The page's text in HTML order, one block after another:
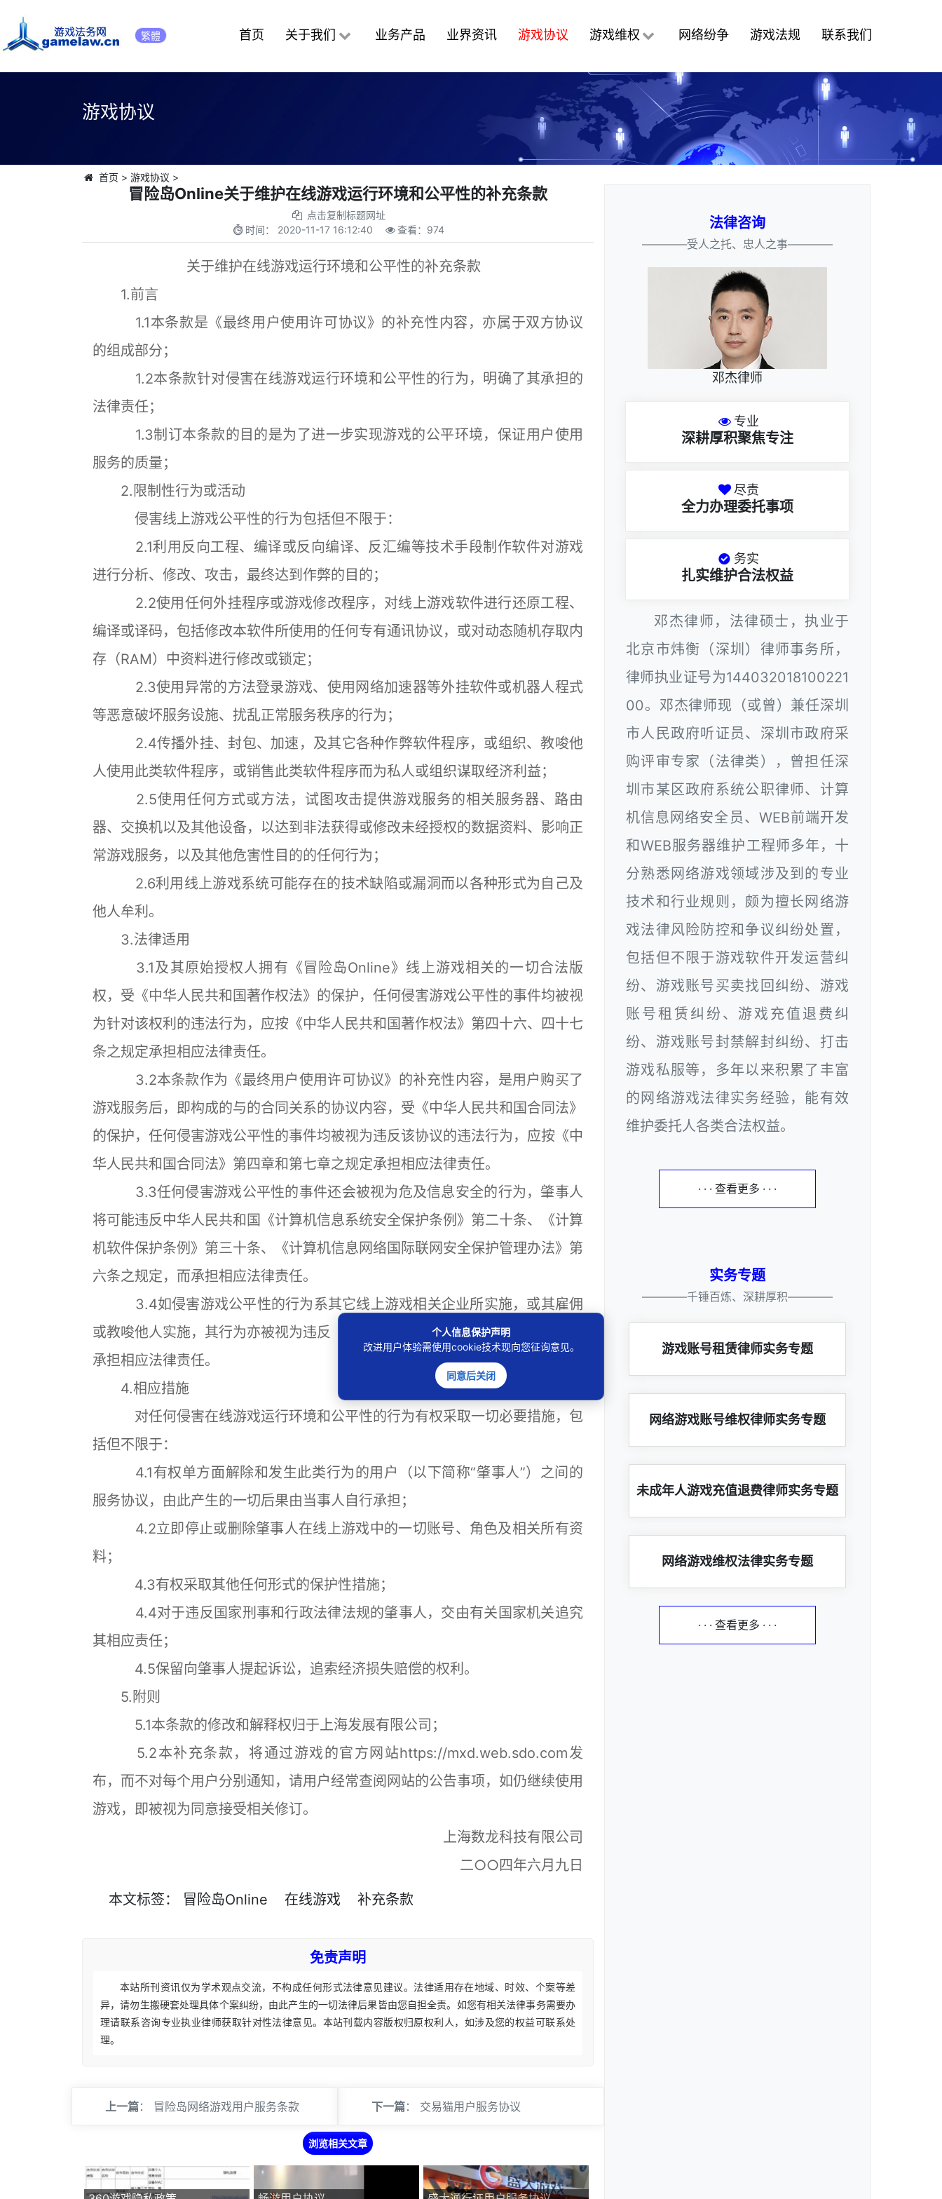
繁體 首页 关于我们 业务产品 业界资讯 游戏协议 游戏维权 网络纷争 游戏法规 联系我们
游戏协议
首页 > 游戏协议 >
冒险岛Online关于维护在线游戏运行环境和公平性的补充条款
点击复制标题网址
时间： 2020-11-17 16:12:40 查看： 974
关于维护在线游戏运行环境和公平性的补充条款
1.前言
1.1本条款是《最终用户使用许可协议》的补充性内容，亦属于双方协议
的组成部分；
1.2本条款针对侵害在线游戏运行环境和公平性的行为，明确了其承担的
法律责任；
1.3制订本条款的目的是为了进一步实现游戏的公平环境，保证用户使用
服务的质量；
2.限制性行为或活动
侵害线上游戏公平性的行为包括但不限于：
2.1利用反向工程、编译或反向编译、反汇编等技术手段制作软件对游戏
进行分析、修改、攻击，最终达到作弊的目的；
2.2使用任何外挂程序或游戏修改程序，对线上游戏软件进行还原工程、
编译或译码，包括修改本软件所使用的任何专有通讯协议，或对动态随机存取内
存（RAM）中资料进行修改或锁定；
2.3使用异常的方法登录游戏、使用网络加速器等外挂软件或机器人程式
等恶意破坏服务设施、扰乱正常服务秩序的行为；
2.4传播外挂、封包、加速，及其它各种作弊软件程序，或组织、教唆他
人使用此类软件程序，或销售此类软件程序而为私人或组织谋取经济利益；
2.5使用任何方式或方法，试图攻击提供游戏服务的相关服务器、路由
器、交换机以及其他设备，以达到非法获得或修改未经授权的数据资料、影响正
常游戏服务，以及其他危害性目的的任何行为；
2.6利用线上游戏系统可能存在的技术缺陷或漏洞而以各种形式为自己及
他人牟利。
3.法律适用
3.1及其原始授权人拥有《冒险岛Online》线上游戏相关的一切合法版
权，受《中华人民共和国著作权法》的保护，任何侵害游戏公平性的事件均被视
为针对该权利的违法行为，应按《中华人民共和国著作权法》第四十六、四十七
条之规定承担相应法律责任。
3.2本条款作为《最终用户使用许可协议》的补充性内容，是用户购买了
游戏服务后，即构成的与的合同关系的协议内容，受《中华人民共和国合同法》
的保护，任何侵害游戏公平性的事件均被视为违反该协议的违法行为，应按《中
华人民共和国合同法》第四章和第七章之规定承担相应法律责任。
3.3任何侵害游戏公平性的事件还会被视为危及信息安全的行为，肇事人
将可能违反中华人民共和国《计算机信息系统安全保护条例》第二十条、《计算
机软件保护条例》第三十条、《计算机信息网络国际联网安全保护管理办法》第
六条之规定，而承担相应法律责任。
3.4如侵害游戏公平性的行为系其它线上游戏相关企业所实施，或其雇佣
或教唆他人实施，其行为亦被视为违反《中华人民共和国反不正当竞争法》，并
承担相应法律责任。
4.相应措施
对任何侵害在线游戏运行环境和公平性的行为有权采取一切必要措施，包
括但不限于：
4.1有权单方面解除和发生此类行为的用户（以下简称“肇事人”）之间的
服务协议，由此产生的一切后果由当事人自行承担；
4.2立即停止或删除肇事人在线上游戏中的一切账号、角色及相关所有资
料；
4.3有权采取其他任何形式的保护性措施；
4.4对于违反国家刑事和行政法律法规的肇事人，交由有关国家机关追究
其相应责任；
4.5保留向肇事人提起诉讼，追索经济损失赔偿的权利。
5.附则
5.1本条款的修改和解释权归于上海发展有限公司；
5.2本补充条款，将通过游戏的官方网站https://mxd.web.sdo.com发
布，而不对每个用户分别通知，请用户经常查阅网站的公告事项，如仍继续使用
游戏，即被视为同意接受相关修订。
上海数龙科技有限公司
二○○四年六月九日
本文标签： 冒险岛Online 在线游戏 补充条款
免责声明
本站所刊资讯仅为学术观点交流，不构成任何形式法律意见建议。法律适用存在地域、时效、个案等差
异，请勿生搬硬套处理具体个案纠纷，由此产生的一切法律后果皆由您自担全责。如您有相关法律事务需要办
理请联系咨询专业执业律师获取针对性法律意见。本站刊载内容版权归原权利人，如涉及您的权益可联系处
理。
上一篇： 冒险岛网络游戏用户服务条款 下一篇： 交易猫用户服务协议
浏览相关文章
法律咨询
————受人之托、忠人之事————
邓杰律师
专业
深耕厚积聚焦专注
尽责
全力办理委托事项
务实
扎实维护合法权益
邓杰律师，法律硕士，执业于
北京市炜衡（深圳）律师事务所，
律师执业证号为144032018100221
00。邓杰律师现（或曾）兼任深圳
市人民政府听证员、深圳市政府采
购评审专家（法律类），曾担任深
圳市某区政府系统公职律师、计算
机信息网络安全员、WEB前端开发
和WEB服务器维护工程师多年，十
分熟悉网络游戏领域涉及到的专业
技术和行业规则，颇为擅长网络游
戏法律风险防控和争议纠纷处置，
包括但不限于游戏软件开发运营纠
纷、游戏账号买卖找回纠纷、游戏
账号租赁纠纷、游戏充值退费纠
纷、游戏账号封禁解封纠纷、打击
游戏私服等，多年以来积累了丰富
的网络游戏法律实务经验，能有效
维护委托人各类合法权益。
· · · 查看更多 · · ·
实务专题
————千锤百炼、深耕厚积————
游戏账号租赁律师实务专题
网络游戏账号维权律师实务专题
未成年人游戏充值退费律师实务专题
网络游戏维权法律实务专题
· · · 查看更多 · · ·
个人信息保护声明
改进用户体验需使用cookie技术现向您征询意见。
同意后关闭